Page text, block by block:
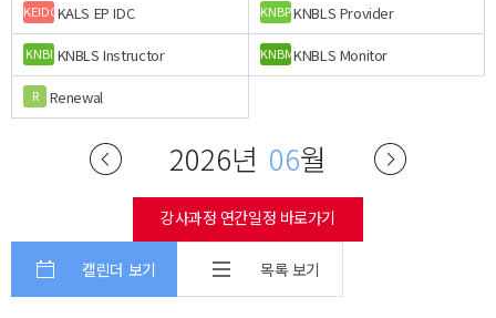
KEIDCKALS EP IDC KNBPKNBLS Provider
KNBI KNBLS Instructor KNBMKNBLS Monitor
R Renewal
2026년 06월
강사과정 연간일정 바로가기
캘린더 보기 목록 보기